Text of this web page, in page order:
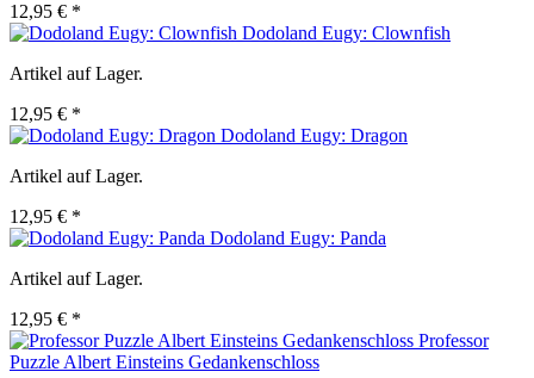
12,95 € *
Dodoland Eugy: Clownfish
Artikel auf Lager.
12,95 € *
Dodoland Eugy: Dragon
Artikel auf Lager.
12,95 € *
Dodoland Eugy: Panda
Artikel auf Lager.
12,95 € *
Professor
Puzzle Albert Einsteins Gedankenschloss